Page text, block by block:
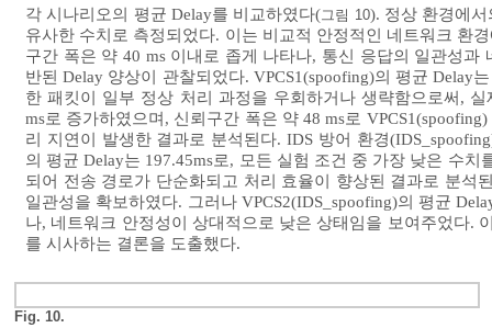
각 시나리오의 평균 Delay를 비교하였다(그림 10). 정상 환경에서
유사한 수치로 측정되었다. 이는 비교적 안정적인 네트워크 환
구간 폭은 약 40 ms 이내로 좁게 나타나, 통신 응답의 일관성
반된 Delay 양상이 관찰되었다. VPCS1(spoofing)의 평균 Delay
한 패킷이 일부 정상 처리 과정을 우회하거나 생략함으로써,
ms로 증가하였으며, 신뢰구간 폭은 약 48 ms로
리 지연이 발생한 결과로 분석된다. IDS 방어 환경
의 평균 Delay는 197.45ms로, 모든 실험 조건 중 가장 낮은 수
되어 전송 경로가 단순화되고 처리 효율이 향상된 결과로 분석
일관성을 확보하였다. 그러나 VPCS2(IDS_spoofing)의 평균
나, 네트워크 안정성이 상대적으로 낮은 상태임을 보여주었다.
를 시사하는 결론을 도출했다.
Fig. 10.